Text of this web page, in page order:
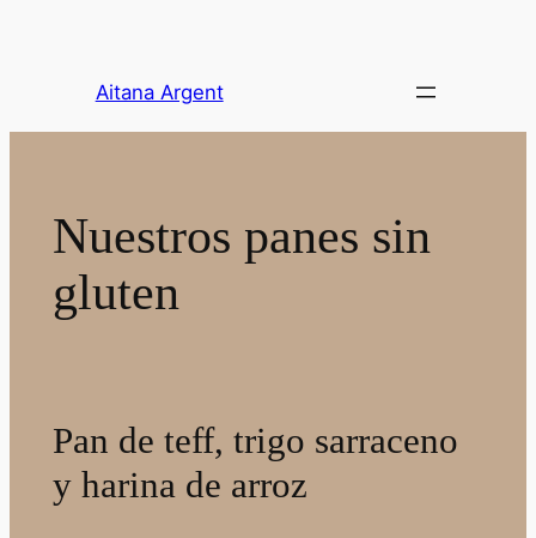
contenidoAitana Argent
Nuestros panes sin
gluten
Pan de teff, trigo sarraceno
y harina de arroz